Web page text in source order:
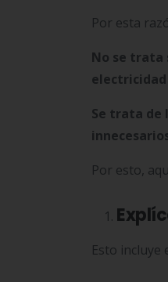
Por esta
No se trata
Se trata de
Por esto,
Esto incluye